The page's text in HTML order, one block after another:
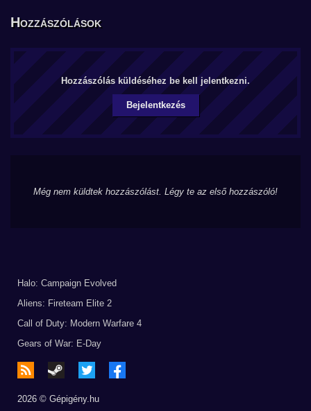
Hozzászólások
Hozzászólás küldéséhez be kell jelentkezni.
Bejelentkezés
Még nem küldtek hozzászólást. Légy te az első hozzászóló!
Halo: Campaign Evolved
Aliens: Fireteam Elite 2
Call of Duty: Modern Warfare 4
Gears of War: E-Day
2026 © Gépigény.hu